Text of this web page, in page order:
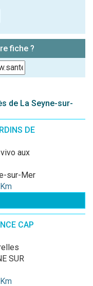
fiche ?
de La Seyne-sur-
DE
sur-Mer
CAP
SUR